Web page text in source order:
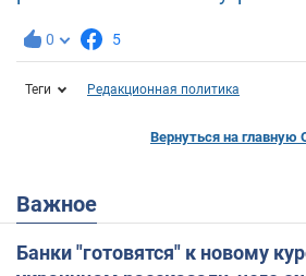
0 5
Теги Редакционная политика
Вернуться на главную
Важное
Банки "готовятся" к новому